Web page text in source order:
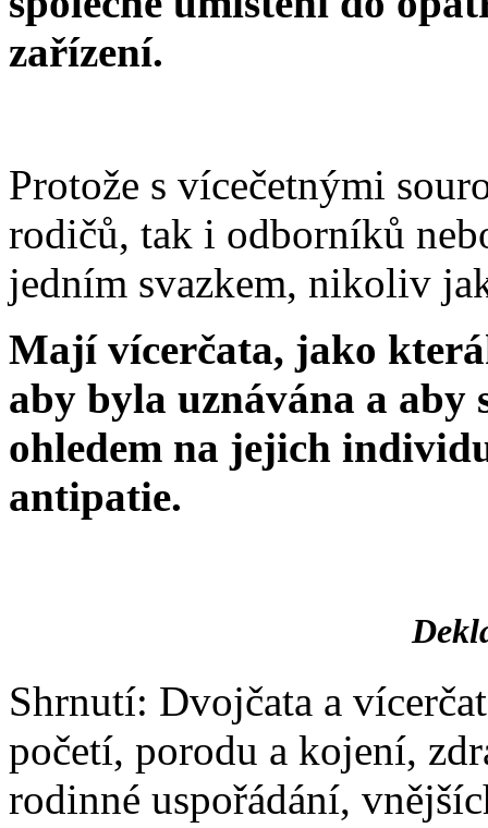
zařízení.
Protože s vícečetnými
rodičů, tak i odborníků
jedním svazkem, nikoliv
Mají vícerčata, jako
aby byla uznávána a aby
ohledem na jejich
antipatie.
Shrnutí: Dvojčata a
početí, porodu a kojení,
rodinné uspořádání,